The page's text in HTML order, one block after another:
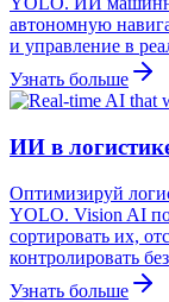
автономную
и управление в
Узнать больше
ИИ в
Оптимизируй
YOLO. Vision AI
сортировать их,
контролировать
Узнать больше